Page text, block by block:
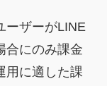
ーザーがLINE
合にのみ課金
用に適した課